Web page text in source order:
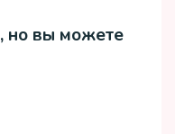
но вы можете